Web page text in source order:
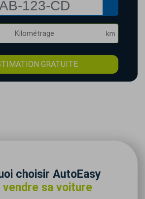
GRATUITE
choisir AutoEasy
vendre sa voiture